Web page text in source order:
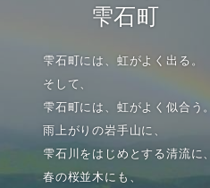
雫石町
雫石町には、虹がよく出る。
そして、
雫石町には、虹がよく似合う。
雨上がりの岩手山に、
雫石川をはじめとする清流に、
春の桜並木にも、